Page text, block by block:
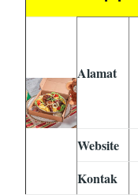
Alamat
Website
Kontak